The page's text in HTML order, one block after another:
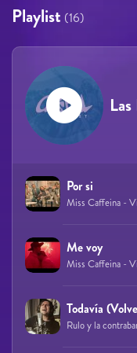
Playlist (16)
Por si
Miss Caffeina -
Me voy
Miss Caffeina -
Todavía
Rulo y la